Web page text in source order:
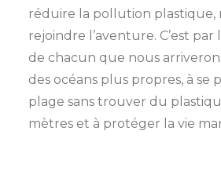
réduire la pollution plastique,
rejoindre l’aventure. C’est par
de chacun que nous
des océans plus propres, à se
plage sans trouver du
mètres et à protéger la vie